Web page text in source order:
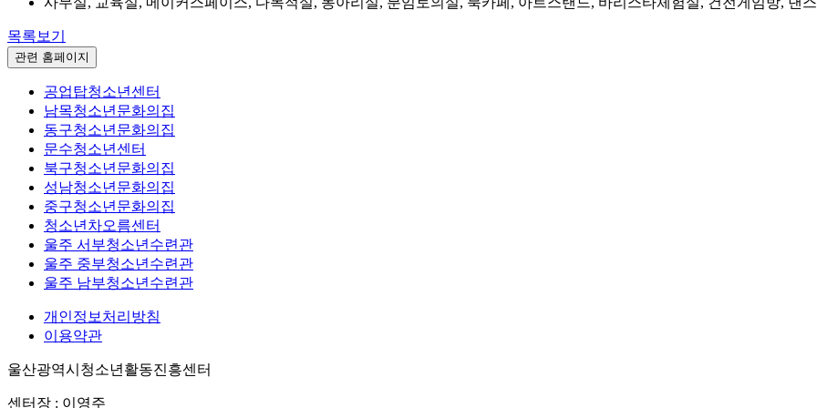
목록보기
관련 홈페이지
공업탑청소년센터
남목청소년문화의집
동구청소년문화의집
문수청소년센터
북구청소년문화의집
성남청소년문화의집
중구청소년문화의집
청소년차오름센터
울주 서부청소년수련관
울주 중부청소년수련관
울주 남부청소년수련관
개인정보처리방침
이용약관
울산광역시청소년활동진흥센터
센터장 : 이영주